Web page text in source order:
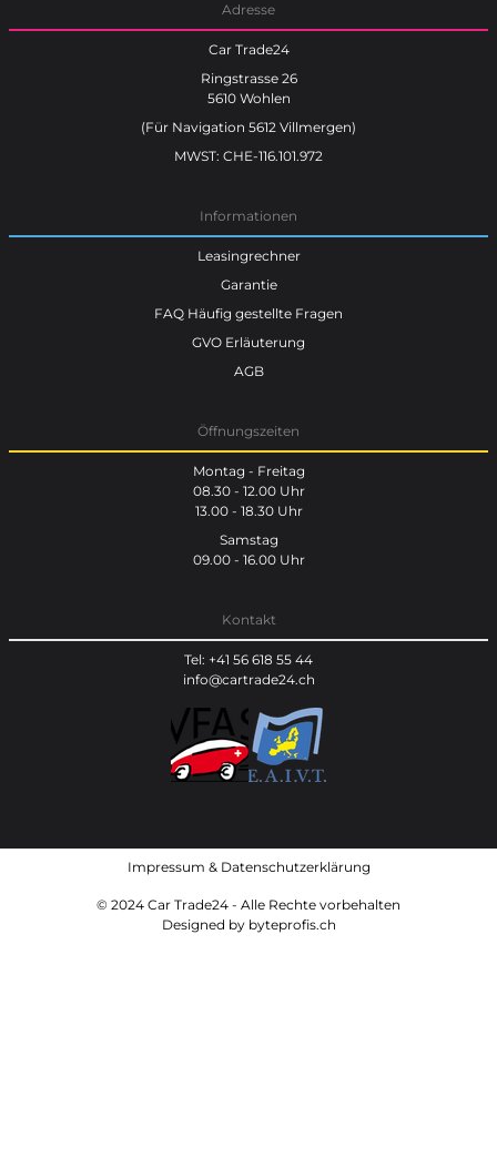
Adresse
Car Trade24
Ringstrasse 26
5610 Wohlen
(Für Navigation 5612 Villmergen)
MWST: CHE-116.101.972
Informationen
Leasingrechner
Garantie
FAQ Häufig gestellte Fragen
GVO Erläuterung
AGB
Öffnungszeiten
Montag - Freitag
08.30 - 12.00 Uhr
13.00 - 18.30 Uhr
Samstag
09.00 - 16.00 Uhr
Kontakt
Tel: +41 56 618 55 44
info@cartrade24.ch
Impressum & Datenschutzerklärung
© 2024 Car Trade24 - Alle Rechte vorbehalten
Designed by byteprofis.ch